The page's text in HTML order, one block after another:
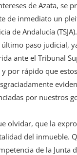
de Azata, se
de inmediato un
de Andalucía
paso judicial,
ante el Tribunal
y por rápido que
por nuestros
olvidar, que la
del inmueble.
de la Junta